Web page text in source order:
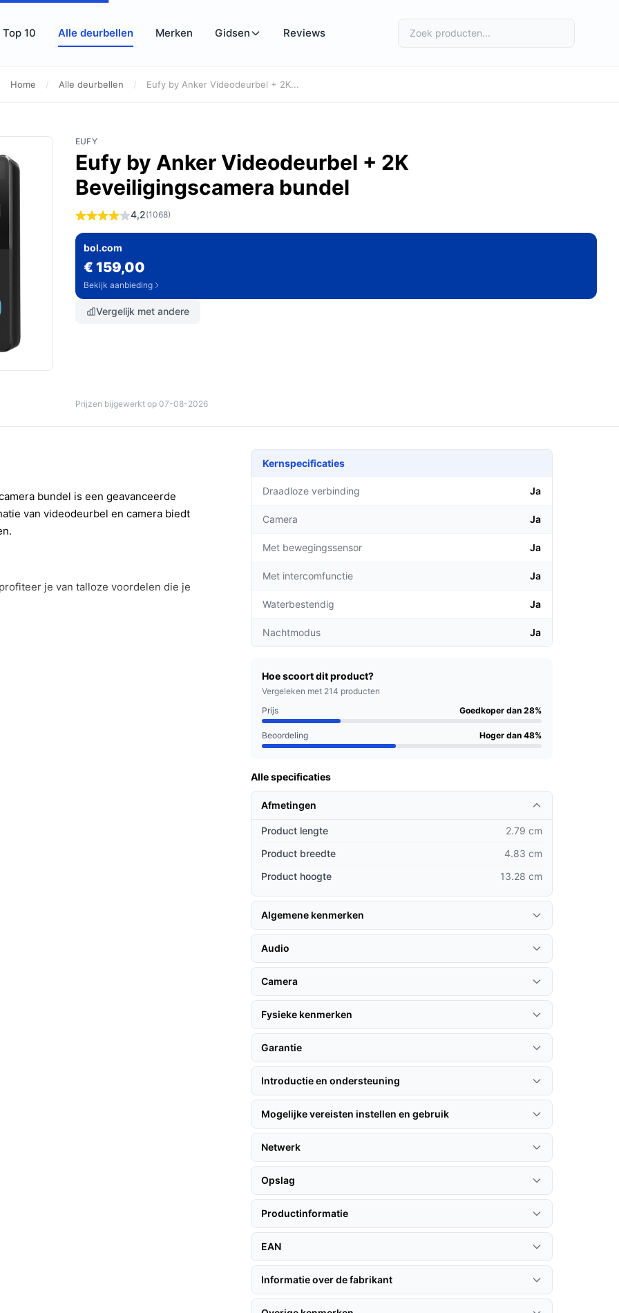
Top 10 Alle deurbellen Merken Gidsen Reviews
Home / Alle deurbellen / Eufy by Anker Videodeurbel + 2K...
EUFY
Eufy by Anker Videodeurbel + 2K
Beveiligingscamera bundel
4,2(1068)
bol.com
€ 159,00
Bekijk aanbieding
Vergelijk met andere
Prijzen bijgewerkt op 07-08-2026
bundel is een geavanceerde
van videodeurbel en camera biedt
je van talloze voordelen die je
Kernspecificaties
Draadloze verbinding Ja
Camera Ja
Met bewegingssensor Ja
Met intercomfunctie Ja
Waterbestendig Ja
Nachtmodus Ja
Hoe scoort dit product?
Vergeleken met 214 producten
Prijs
Goedkoper dan 28%
Beoordeling Hoger dan 48%
Alle specificaties
Afmetingen
Product lengte
2.79 cm
Product breedte
4.83 cm
Product hoogte
13.28 cm
Algemene kenmerken
Audio
Camera
Fysieke kenmerken
Garantie
Introductie en ondersteuning
Mogelijke vereisten instellen en gebruik
Netwerk
Opslag
Productinformatie
EAN
Informatie over de fabrikant